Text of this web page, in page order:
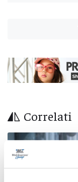
Correlati